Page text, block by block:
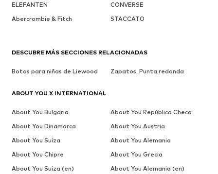
ELEFANTEN
CONVERSE
Abercrombie & Fitch
STACCATO
DESCUBRE MÁS SECCIONES RELACIONADAS
Botas para niñas de Liewood Zapatos, Punta redonda
ABOUT YOU X INTERNATIONAL
About You Bulgaria
About You República Checa
About You Dinamarca
About You Austria
About You Suiza
About You Alemania
About You Chipre
About You Grecia
About You Suiza (en)
About You Alemania (en)